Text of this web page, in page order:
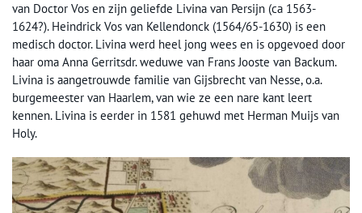
van Doctor Vos en zijn geliefde Livina van Persijn (ca 1563-
1624?). Heindrick Vos van Kellendonck (1564/65-1630) is een
medisch doctor. Livina werd heel jong wees en is opgevoed door
haar oma Anna Gerritsdr. weduwe van Frans Jooste van Backum.
Livina is aangetrouwde familie van Gijsbrecht van Nesse, o.a.
burgemeester van Haarlem, van wie ze een nare kant leert
kennen. Livina is eerder in 1581 gehuwd met Herman Muijs van
Holy.